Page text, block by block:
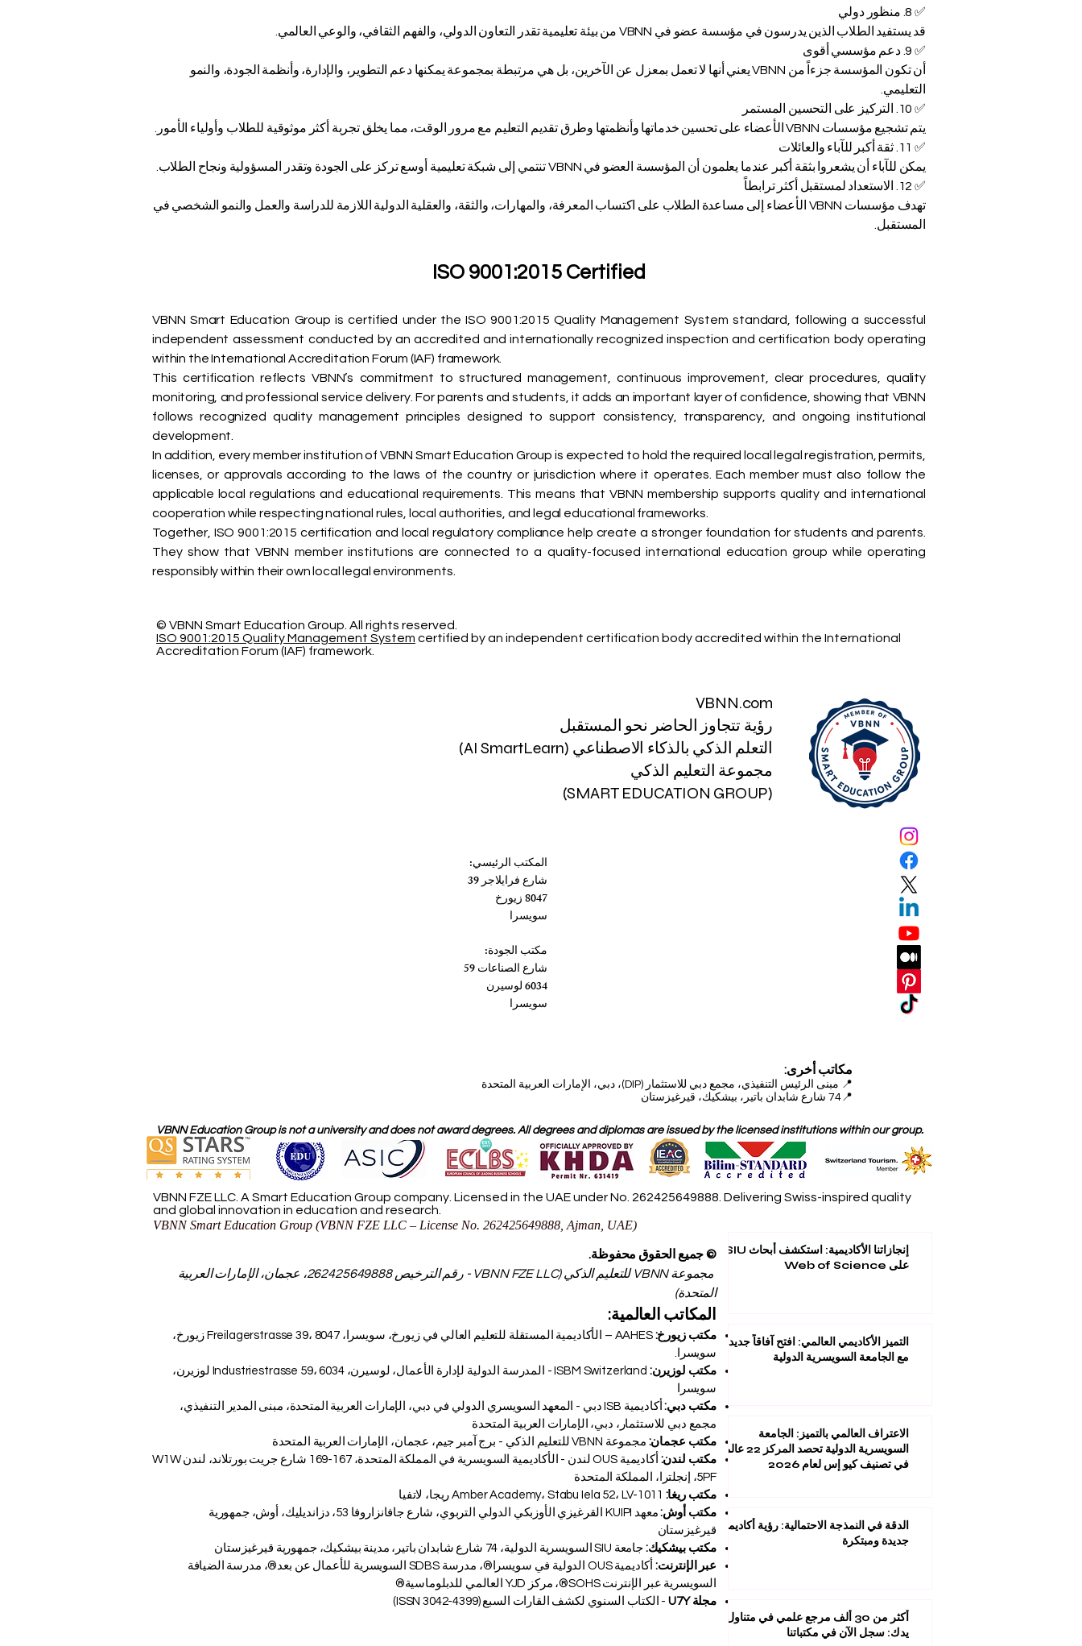
✅ 8. منظور دولي
قد يستفيد الطلاب الذين يدرسون في مؤسسة عضو في VBNN من بيئة تعليمية تقدر التعاون الدولي، والفهم الثقافي، والوعي العالمي.
✅ 9. دعم مؤسسي أقوى
أن تكون المؤسسة جزءاً من VBNN يعني أنها لا تعمل بمعزل عن الآخرين، بل هي مرتبطة بمجموعة يمكنها دعم التطوير، والإدارة، وأنظمة الجودة، والنمو
التعليمي.
✅ 10. التركيز على التحسين المستمر
يتم تشجيع مؤسسات VBNN الأعضاء على تحسين خدماتها وأنظمتها وطرق تقديم التعليم مع مرور الوقت، مما يخلق تجربة أكثر موثوقية للطلاب وأولياء الأمور.
✅ 11. ثقة أكبر للآباء والعائلات
يمكن للآباء أن يشعروا بثقة أكبر عندما يعلمون أن المؤسسة العضو في VBNN تنتمي إلى شبكة تعليمية أوسع تركز على الجودة وتقدر المسؤولية ونجاح الطلاب.
✅ 12. الاستعداد لمستقبل أكثر ترابطاً
تهدف مؤسسات VBNN الأعضاء إلى مساعدة الطلاب على اكتساب المعرفة، والمهارات، والثقة، والعقلية الدولية اللازمة للدراسة والعمل والنمو الشخصي في
المستقبل.
ISO 9001:2015 Certified
VBNN Smart Education Group is certified under the ISO 9001:2015 Quality Management System standard, following a successful
independent assessment conducted by an accredited and internationally recognized inspection and certification body operating
within the International Accreditation Forum (IAF) framework.
This certification reflects VBNN’s commitment to structured management, continuous improvement, clear procedures, quality
monitoring, and professional service delivery. For parents and students, it adds an important layer of confidence, showing that VBNN
follows recognized quality management principles designed to support consistency, transparency, and ongoing institutional
development.
In addition, every member institution of VBNN Smart Education Group is expected to hold the required local legal registration, permits,
licenses, or approvals according to the laws of the country or jurisdiction where it operates. Each member must also follow the
applicable local regulations and educational requirements. This means that VBNN membership supports quality and international
cooperation while respecting national rules, local authorities, and legal educational frameworks.
Together, ISO 9001:2015 certification and local regulatory compliance help create a stronger foundation for students and parents.
They show that VBNN member institutions are connected to a quality-focused international education group while operating
responsibly within their own local legal environments.
© VBNN Smart Education Group. All rights reserved.
ISO 9001:2015 Quality Management System certified by an independent certification body accredited within the International
Accreditation Forum (IAF) framework.
VBNN.com
رؤية تتجاوز الحاضر نحو المستقبل
التعلم الذكي بالذكاء الاصطناعي (AI SmartLearn)
مجموعة التعليم الذكي
(SMART EDUCATION GROUP)
المكتب الرئيسي:
شارع فرايلاجر 39
8047 زيورخ
سويسرا
مكتب الجودة:
شارع الصناعات 59
6034 لوسيرن
سويسرا
مكاتب أخرى:
📍 مبنى الرئيس التنفيذي، مجمع دبي للاستثمار (DIP)، دبي، الإمارات العربية المتحدة
📍74 شارع شابدان باتير، بيشكيك، قيرغيزستان
VBNN Education Group is not a university and does not award degrees. All degrees and diplomas are issued by the licensed institutions within our group.
VBNN FZE LLC. A Smart Education Group company. Licensed in the UAE under No. 262425649888. Delivering Swiss-inspired quality
and global innovation in education and research.
VBNN Smart Education Group (VBNN FZE LLC – License No. 262425649888, Ajman, UAE)
© جميع الحقوق محفوظة.
مجموعة VBNN للتعليم الذكي (VBNN FZE LLC - رقم الترخيص 262425649888، عجمان، الإمارات العربية
المتحدة)
المكاتب العالمية:
مكتب زيورخ:
AAHES – الأكاديمية المستقلة للتعليم العالي في زيورخ، سويسرا، Freilagerstrasse 39، 8047 زيورخ،
سويسرا.
مكتب لوزيرن:
ISBM Switzerland - المدرسة الدولية لإدارة الأعمال، لوسيرن، Industriestrasse 59، 6034 لوزيرن،
سويسرا
مكتب دبي:
أكاديمية ISB دبي - المعهد السويسري الدولي في دبي، الإمارات العربية المتحدة، مبنى المدير التنفيذي،
مجمع دبي للاستثمار، دبي، الإمارات العربية المتحدة
مكتب عجمان: مجموعة VBNN للتعليم الذكي - برج آمبر جيم، عجمان، الإمارات العربية المتحدة
مكتب لندن:
أكاديمية OUS لندن - الأكاديمية السويسرية في المملكة المتحدة، 167-169 شارع جريت بورتلاند، لندن W1W
5PF، إنجلترا، المملكة المتحدة
مكتب ريغا:
مكتب أوش:
معهد KUIPI القرغيزي الأوزبكي الدولي التربوي، شارع جافانزاروفا 53، دزانديليك، أوش، جمهورية
قيرغيزستان
مكتب بيشكيك: جامعة SIU السويسرية الدولية، 74 شارع شابدان باتير، مدينة بيشكيك، جمهورية قيرغيزستان
عبر الإنترنت:
أكاديمية OUS الدولية في سويسرا®، مدرسة SDBS السويسرية للأعمال عن بعد®، مدرسة الضيافة
السويسرية عبر الإنترنت SOHS®، مركز YJD العالمي للدبلوماسية®
مجلة U7Y
- الكتاب السنوي لكشف القارات السبع (ISSN 3042-4399)
إنجازاتنا الأكاديمية: استكشف أبحاث SIU
على Web of Science
التميز الأكاديمي العالمي: افتح آفاقاً جديدة
مع الجامعة السويسرية الدولية
الاعتراف العالمي بالتميز: الجامعة
السويسرية الدولية تحصد المركز 22 عالمياً
في تصنيف كيو إس لعام 2026
الدقة في النمذجة الاحتمالية: رؤية أكاديمية
جديدة ومبتكرة
أكثر من 30 ألف مرجع علمي في متناول
يدك: سجل الآن في مكتباتنا